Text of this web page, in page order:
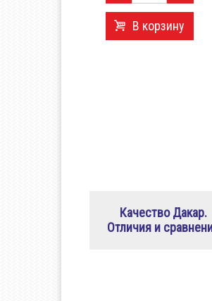
«Обтекатели (спойлеры)
В корзину
Качество Дакар.
Отличия и